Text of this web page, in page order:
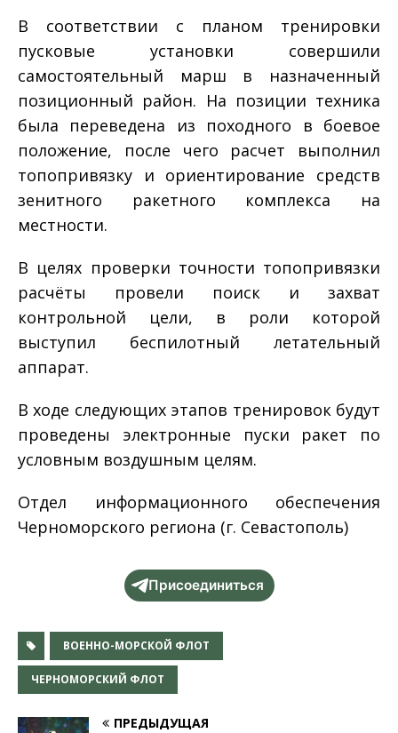
В соответствии с планом тренировки
пусковые установки совершили
самостоятельный марш в назначенный
позиционный район. На позиции техника
была переведена из походного в боевое
положение, после чего расчет выполнил
топопривязку и ориентирование средств
зенитного ракетного комплекса на
местности.
В целях проверки точности топопривязки
расчёты провели поиск и захват
контрольной цели, в роли которой
выступил беспилотный летательный
аппарат.
В ходе следующих этапов тренировок будут
проведены электронные пуски ракет по
условным воздушным целям.
Отдел информационного обеспечения
Черноморского региона (г. Севастополь)
Присоединиться
ВОЕННО-МОРСКОЙ ФЛОТ
ЧЕРНОМОРСКИЙ ФЛОТ
ПРЕДЫДУЩАЯ